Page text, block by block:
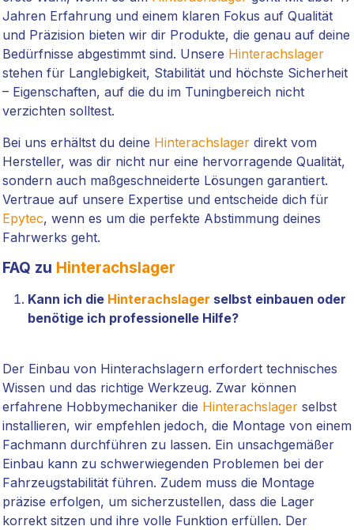
Jahren Erfahrung und einem klaren Fokus auf Qualität
und Präzision bieten wir dir Produkte, die genau auf deine
Bedürfnisse abgestimmt sind. Unsere Hinterachslager
stehen für Langlebigkeit, Stabilität und höchste Sicherheit
– Eigenschaften, auf die du im Tuningbereich nicht
verzichten solltest.
Bei uns erhältst du deine Hinterachslagerdirekt vom
Hersteller, was dir nicht nur eine hervorragende Qualität,
sondern auch maßgeschneiderte Lösungen garantiert.
Vertraue auf unsere Expertise und entscheide dich für
Epytec, wenn es um die perfekte Abstimmung deines
Fahrwerks geht.
FAQ zu Hinterachslager
Kann ich die Hinterachslager selbst einbauen oder
benötige ich professionelle Hilfe?
Der Einbau von Hinterachslagern erfordert technisches
Wissen und das richtige Werkzeug. Zwar können
erfahrene Hobbymechaniker die Hinterachslagerselbst
installieren, wir empfehlen jedoch, die Montage von einem
Fachmann durchführen zu lassen. Ein unsachgemäßer
Einbau kann zu schwerwiegenden Problemen bei der
Fahrzeugstabilität führen. Zudem muss die Montage
präzise erfolgen, um sicherzustellen, dass die Lager
korrekt sitzen und ihre volle Funktion erfüllen. Der